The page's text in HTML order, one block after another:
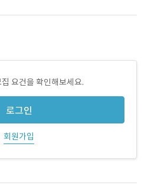
요건을 확인해보세요.
로그인
회원가입